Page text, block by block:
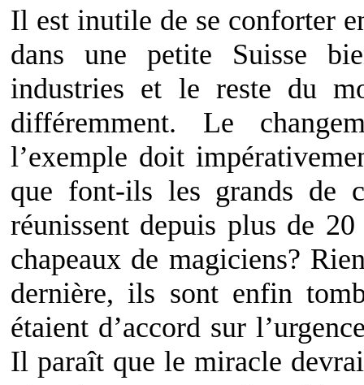
Il est inutile de se conforter
dans une petite Suisse
industries et le reste du
différemment. Le
l’exemple doit
que font-ils les grands de
réunissent depuis plus de
chapeaux de magiciens?
dernière, ils sont enfin
étaient d’accord sur
Il paraît que le miracle